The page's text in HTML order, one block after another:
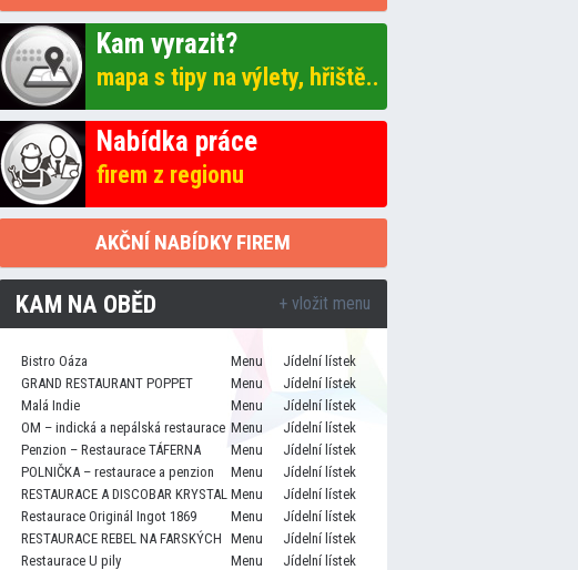
Kam vyrazit?
mapa s tipy na výlety, hřiště..
Nabídka práce
firem z regionu
AKČNÍ NABÍDKY FIREM
KAM NA OBĚD + vložit menu
Bistro Oáza Menu
Jídelní lístek
GRAND RESTAURANT POPPET
Menu
Jídelní lístek
Malá Indie
Menu
Jídelní lístek
OM – indická a nepálská restaurace Menu
Jídelní lístek
Penzion – Restaurace TÁFERNA
Menu
Jídelní lístek
POLNIČKA – restaurace a penzion
Menu
Jídelní lístek
RESTAURACE A DISCOBAR KRYSTAL Menu
Jídelní lístek
Restaurace Originál Ingot 1869
Menu
Jídelní lístek
RESTAURACE REBEL NA FARSKÝCH Menu
Jídelní lístek
Restaurace U pily
Menu
Jídelní lístek